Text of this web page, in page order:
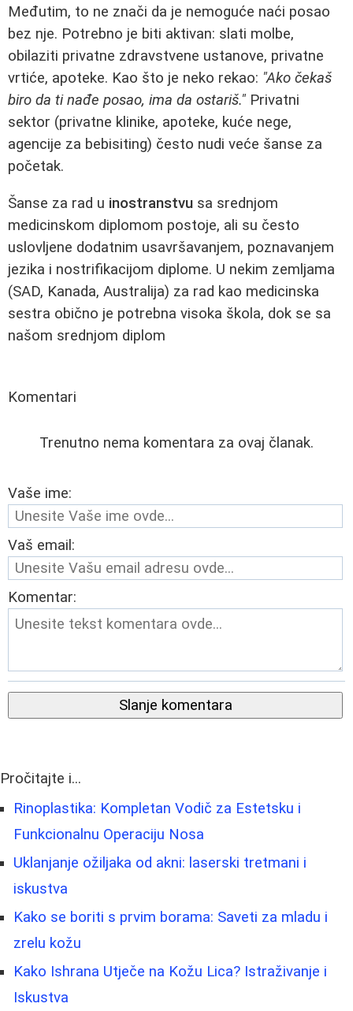
Međutim, to ne znači da je nemoguće naći posao
bez nje. Potrebno je biti aktivan: slati molbe,
obilaziti privatne zdravstvene ustanove, privatne
vrtiće, apoteke. Kao što je neko rekao: "Ako čekaš
biro da ti nađe posao, ima da ostariš." Privatni
sektor (privatne klinike, apoteke, kuće nege,
agencije za bebisiting) često nudi veće šanse za
početak.
Šanse za rad u inostranstvu sa srednjom
medicinskom diplomom postoje, ali su često
uslovljene dodatnim usavršavanjem, poznavanjem
jezika i nostrifikacijom diplome. U nekim zemljama
(SAD, Kanada, Australija) za rad kao medicinska
sestra obično je potrebna visoka škola, dok se sa
našom srednjom diplom
Komentari
Trenutno nema komentara za ovaj članak.
Vaše ime:
Vaš email:
Komentar:
Slanje komentara
Pročitajte i...
Rinoplastika: Kompletan Vodič za Estetsku i
Funkcionalnu Operaciju Nosa
Uklanjanje ožiljaka od akni: laserski tretmani i
iskustva
Kako se boriti s prvim borama: Saveti za mladu i
zrelu kožu
Kako Ishrana Utječe na Kožu Lica? Istraživanje i
Iskustva